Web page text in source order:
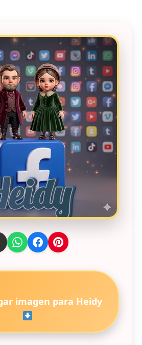
imagen para Heidy